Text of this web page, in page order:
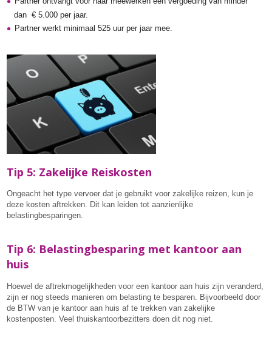
dan € 5.000 per jaar.
Partner werkt minimaal 525 uur per jaar mee.
Tip 5: Zakelijke Reiskosten
Ongeacht het type vervoer dat je gebruikt voor zakelijke reizen, kun je
deze kosten aftrekken. Dit kan leiden tot aanzienlijke
belastingbesparingen.
Tip 6: Belastingbesparing met kantoor aan
huis
Hoewel de aftrekmogelijkheden voor een kantoor aan huis zijn veranderd,
zijn er nog steeds manieren om belasting te besparen. Bijvoorbeeld door
de BTW van je kantoor aan huis af te trekken van zakelijke
kostenposten. Veel thuiskantoorbezitters doen dit nog niet.